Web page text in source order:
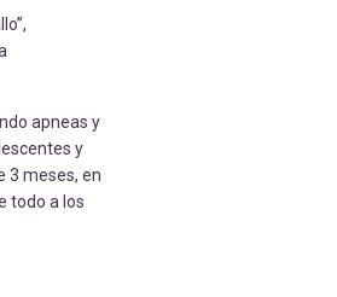
apneas y
y
3 meses, en
todo a los